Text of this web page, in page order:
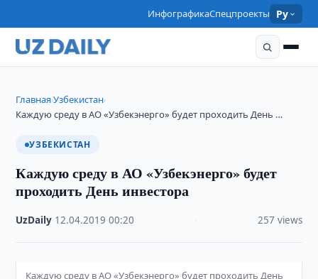
ИнфографикаСпецпроекты Ру
Главная›Узбекистан›
Каждую среду в АО «Узбекэнерго» будет проходить День …
УЗБЕКИСТАН
Каждую среду в АО «Узбекэнерго» будет
проходить День инвестора
UzDaily 12.04.2019 ·00:20 257 views
Каждую среду в АО «Узбекэнерго» будет проходить День